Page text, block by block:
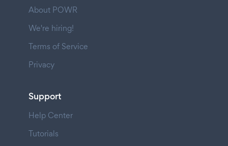
About POWR
We're hiring!
Terms of Service
Privacy
Support
Help Center
Tutorials